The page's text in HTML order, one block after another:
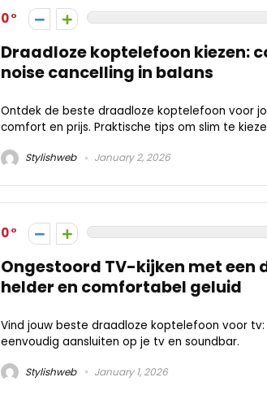
0
Draadloze koptelefoon kiezen:
noise cancelling in balans
Ontdek de beste draadloze koptelefoon voor
comfort en prijs. Praktische tips om slim te
Stylishweb January 2, 2026
0
Ongestoord TV-kijken met een
helder en comfortabel geluid
Vind jouw beste draadloze koptelefoon voor
eenvoudig aansluiten op je tv en soundbar.
Stylishweb January 1, 2026